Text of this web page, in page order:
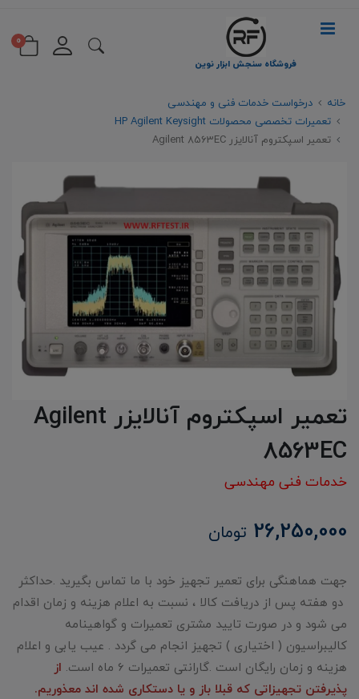
فروشگاه سنجش ابزار نوین
0
خانه
درخواست خدمات فنی و مهندسی
تعمیرات تخصصی محصولات HP Agilent Keysight
تعمیر اسپکتروم آنالایزر Agilent 8563EC
تعمیر اسپکتروم آنالایزر Agilent
8563EC
خدمات فنی مهندسی
26,250,000 تومان
جهت هماهنگی برای تعمیر تجهیز خود با ما تماس بگیرید .حداکثر
دو هفته پس از دریافت کالا ، نسبت به اعلام هزینه و زمان اقدام
می شود و در صورت تایید مشتری تعمیرات و گواهینامه
کالیبراسیون ( اختیاری ) تجهیز انجام می گردد . عیب یابی و اعلام
هزینه و زمان رایگان است .گارانتی تعمیرات 6 ماه است.
از
پذیرفتن تجهیزاتی که قبلا باز و یا دستکاری شده اند معذوریم.